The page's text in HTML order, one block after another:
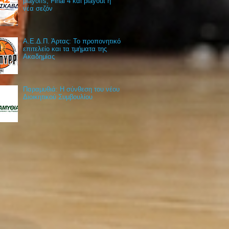
νέα σεζόν
Α.Ε.Δ.Π. Άρτας: Το προπονητικό
επιτελείο και τα τμήματα της
Ακαδημίας
Παραμυθιά: Η σύνθεση του νέου
Διοικητικού Συμβουλίου